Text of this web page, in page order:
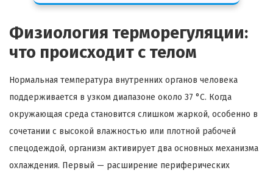
Физиология терморегуляции:
что происходит с телом
Нормальная температура внутренних органов человека
поддерживается в узком диапазоне около 37 °C. Когда
окружающая среда становится слишком жаркой, особенно в
сочетании с высокой влажностью или плотной рабочей
спецодеждой, организм активирует два основных механизма
охлаждения. Первый — расширение периферических